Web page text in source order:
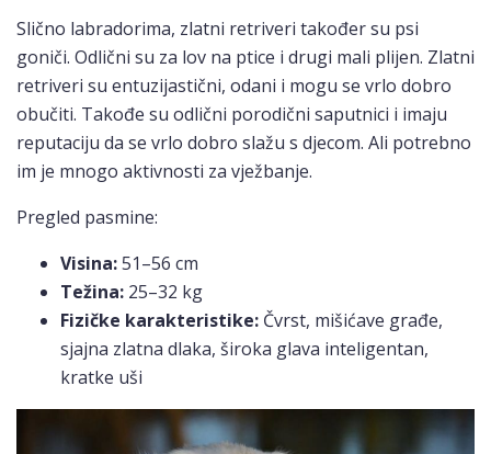
Slično labradorima, zlatni retriveri također su psi
goniči. Odlični su za lov na ptice i drugi mali plijen. Zlatni
retriveri su entuzijastični, odani i mogu se vrlo dobro
obučiti. Takođe su odlični porodični saputnici i imaju
reputaciju da se vrlo dobro slažu s djecom. Ali potrebno
im je mnogo aktivnosti za vježbanje.
Pregled pasmine:
Visina:51–56 cm
Težina: 25–32 kg
Fizičke karakteristike: Čvrst, mišićave građe,
sjajna zlatna dlaka, široka glava inteligentan,
kratke uši